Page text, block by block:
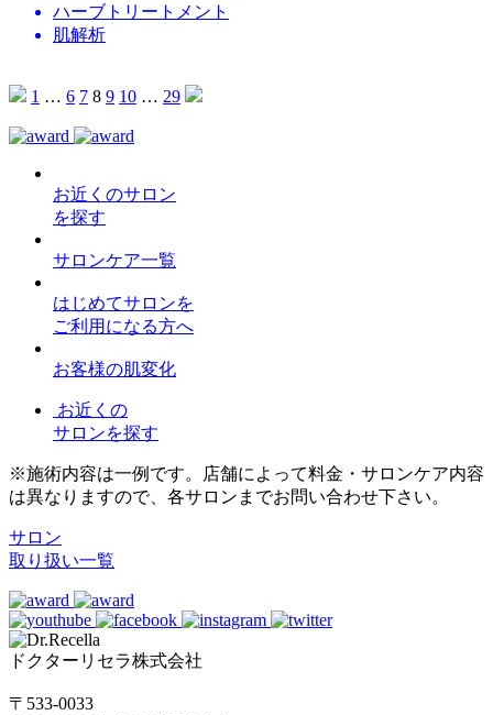
ハーブトリートメント
肌解析
1 … 6 7 8 9 10 … 29
お近くのサロン
を探す
サロンケア一覧
はじめてサロンを
ご利用になる方へ
お客様の肌変化
お近くの
サロンを探す
※施術内容は一例です。店舗によって料金・サロンケア内容
は異なりますので、各サロンまでお問い合わせ下さい。
サロン
取り扱い一覧
ドクターリセラ株式会社
〒533-0033